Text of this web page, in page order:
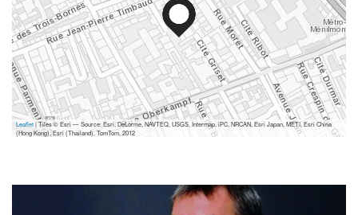
Leaflet| Tiles © Esri — Source: Esri, DeLorme, NAVTEQ, USGS, Intermap, iPC, NRCAN, Esri Japan, METI, Esri China
(Hong Kong), Esri (Thailand), TomTom, 2012